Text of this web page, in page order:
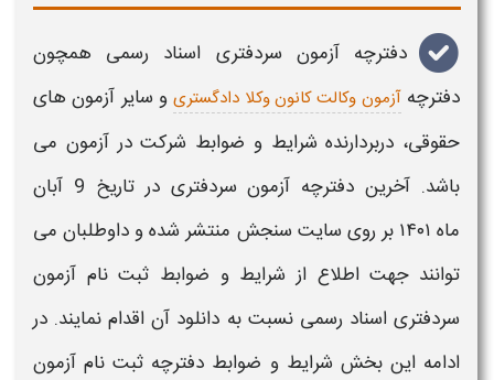
دفترچه آزمون سردفتری اسناد رسمی همچون
دفترچهآزمون وکالت کانون وکلا دادگستریو سایر آزمون های
حقوقی، دربردارنده شرایط و ضوابط شرکت درآزمون می
باشد. آخرین
دفترچه آزمون سردفتری در تاریخ 9 آبان
ماه ۱۴۰۱ بر روی سایت سنجش منتشر شده و داوطلبان می
توانند جهت اطلاع از شرایط و ضوابط ثبت نام آزمون
سردفتری اسناد رسمینسبت به دانلود آن اقدام نمایند. در
ادامه این بخش شرایط و ضوابط دفترچه ثبت نام آزمون